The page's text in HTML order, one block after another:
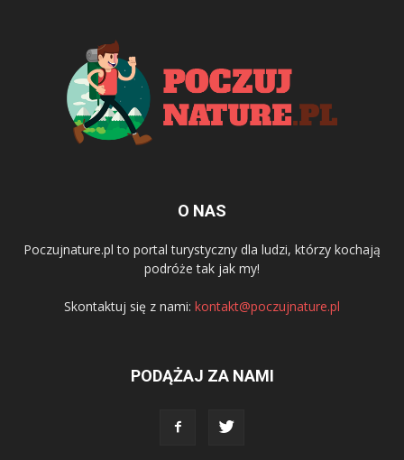
O NAS
Poczujnature.pl to portal turystyczny dla ludzi, którzy kochają
podróże tak jak my!
Skontaktuj się z nami: kontakt@poczujnature.pl
PODĄŻAJ ZA NAMI